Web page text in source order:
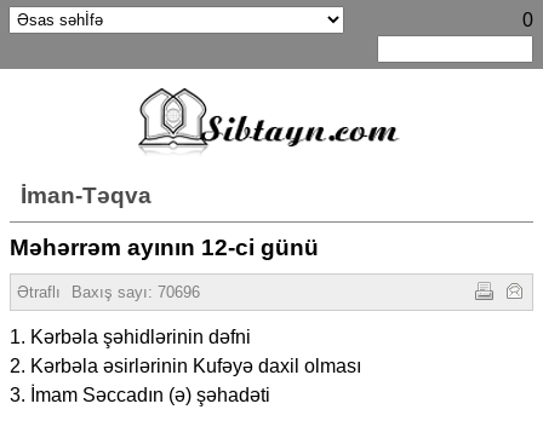
0
İman-Təqva
Məhərrəm ayının 12-ci günü
Ətraflı Baxış sayı: 70696
1. Kərbəla şəhidlərinin dəfni
2. Kərbəla əsirlərinin Kufəyə daxil olması
3. İmam Səccadın (ə) şəhadəti